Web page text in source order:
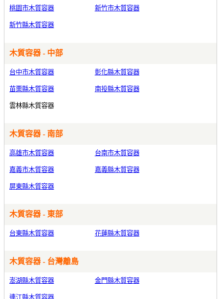
桃園市木質容器 新竹市木質容器
新竹縣木質容器
木質容器 - 中部
台中市木質容器 彰化縣木質容器
苗栗縣木質容器 南投縣木質容器
雲林縣木質容器
木質容器 - 南部
高雄市木質容器 台南市木質容器
嘉義市木質容器 嘉義縣木質容器
屏東縣木質容器
木質容器 - 東部
台東縣木質容器 花蓮縣木質容器
木質容器 - 台灣離島
澎湖縣木質容器 金門縣木質容器
連江縣木質容器